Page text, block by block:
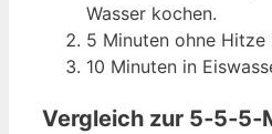
Wasser kochen.
5 Minuten ohne Hitze
10 Minuten in
Vergleich zur